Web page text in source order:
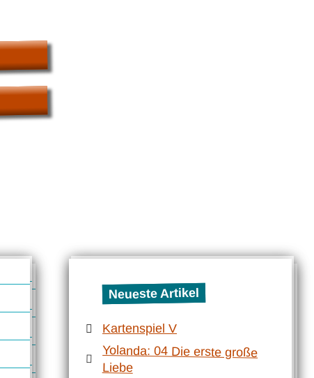
Neueste Artikel
Kartenspiel V
Yolanda: 04 Die erste große
Liebe